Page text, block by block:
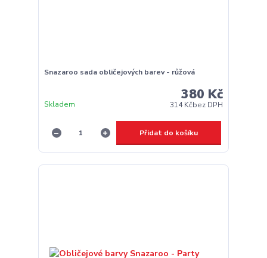
Snazaroo sada obličejových barev - růžová
380 Kč
314 Kčbez DPH
Skladem
Přidat do košíku